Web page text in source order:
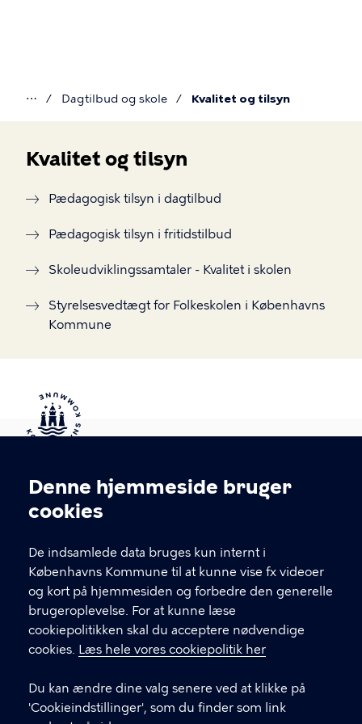
Cookieindstillinger
Denne hjemmeside bruger
cookies
De indsamlede data bruges kun internt i
Københavns Kommune til at kunne vise fx videoer
og kort på hjemmesiden og forbedre den generelle
brugeroplevelse. For at kunne læse
cookiepolitikken skal du acceptere nødvendige
cookies. Læs hele vores cookiepolitik her
Du kan ændre dine valg senere ved at klikke på
'Cookieindstillinger', som du finder som link
her
⋯ Dagtilbud og skole Kvalitet og tilsyn
Kvalitet
tilsyn
Kvalitet og tilsyn
Pædagogisk tilsyn i dagtilbud
Pædagogisk tilsyn i fritidstilbud
Skoleudviklingssamtaler - Kvalitet i skolen
Styrelsesvedtægt for Folkeskolen i Københavns
Kommune
Kontakt Københavns Kommune
T
fFind andre kontakter her
CVR-nummer64942212
GENVEJE
Digital Post